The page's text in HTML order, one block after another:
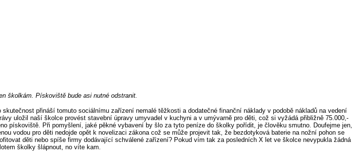
školkám. Pískoviště bude asi nutné odstranit.
přináší tomuto sociálnímu zařízení nemalé těžkosti a dodatečné finanční náklady v podobě nákladů na vedení
uložil naší školce provést stavební úpravy umyvadel v kuchyni a v umývarně pro děti, což si vyžádá přibližně 75.000,-
pískoviště. Při pomyšlení, jaké pěkné vybavení by šlo za tyto peníze do školky pořídit, je člověku smutno. Doufejme jen,
vodou pro děti nedojde opět k novelizaci zákona což se může projevit tak, že bezdotyková baterie na nožní pohon se
děti nebo spíše firmy dodávající schválené zařízení? Pokud vím tak za posledních X let ve školce nevypukla žádná
školky šlápnout, no víte kam.